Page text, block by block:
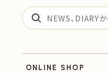
ONLINE SHOP